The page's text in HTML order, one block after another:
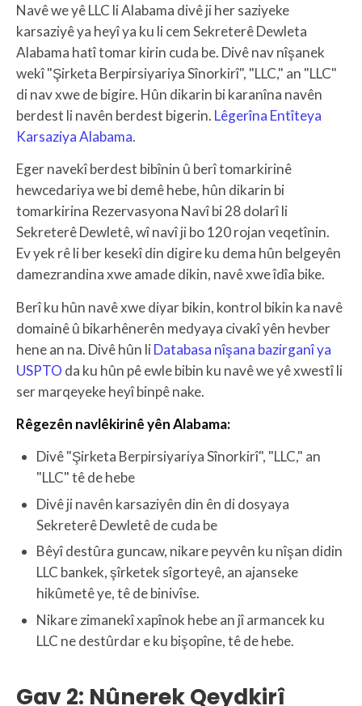
Navê we yê LLC li Alabama divê ji her saziyeke
karsaziyê ya heyî ya ku li cem Sekreterê Dewleta
Alabama hatî tomar kirin cuda be. Divê nav nîşanek
wekî "Şirketa Berpirsiyariya Sînorkirî", "LLC," an "LLC"
di nav xwe de bigire. Hûn dikarin bi karanîna navên
berdest li navên berdest bigerin. Lêgerîna Entîteya
Karsaziya Alabama.
Eger navekî berdest bibînin û berî tomarkirinê
hewcedariya we bi demê hebe, hûn dikarin bi
tomarkirina Rezervasyona Navî bi 28 dolarî li
Sekreterê Dewletê, wî navî ji bo 120 rojan veqetînin.
Ev yek rê li ber kesekî din digire ku dema hûn belgeyên
damezrandina xwe amade dikin, navê xwe îdîa bike.
Berî ku hûn navê xwe diyar bikin, kontrol bikin ka navê
domainê û bikarhênerên medyaya civakî yên hevber
hene an na. Divê hûn liDatabasa nîşana bazirganî ya
USPTO da ku hûn pê ewle bibin ku navê we yê xwestî li
ser marqeyeke heyî binpê nake.
Rêgezên navlêkirinê yên Alabama:
Divê "Şirketa Berpirsiyariya Sînorkirî", "LLC," an
"LLC" tê de hebe
Divê ji navên karsaziyên din ên di dosyaya
Sekreterê Dewletê de cuda be
Bêyî destûra guncaw, nikare peyvên ku nîşan didin
LLC bankek, şîrketek sîgorteyê, an ajanseke
hikûmetê ye, tê de binivîse.
Nikare zimanekî xapînok hebe an jî armancek ku
LLC ne destûrdar e ku bişopîne, tê de hebe.
Gav 2: Nûnerek Qeydkirî